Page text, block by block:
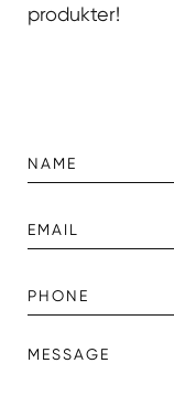
produkter!